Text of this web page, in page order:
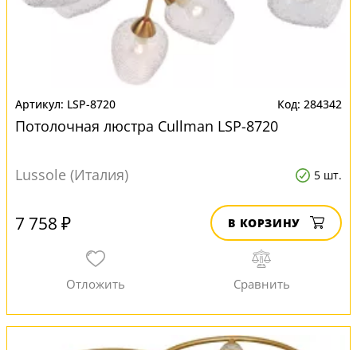
LSP-8720 284342
Потолочная люстра Cullman LSP-8720
Lussole (Италия) 5 шт.
7 758 ₽ В КОРЗИНУ